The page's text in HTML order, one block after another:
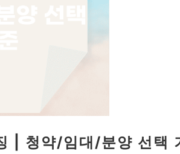
| 청약/임대/분양 선택